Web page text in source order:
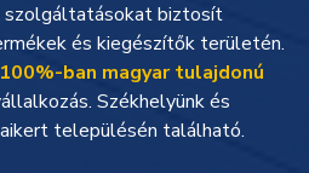
szolgáltatásokat biztosít
és kiegészítők területén.
100%-ban magyar tulajdonú
Székhelyünk és
településén található.